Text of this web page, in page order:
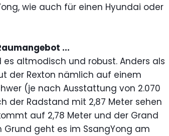
wie auch für einen Hyundai oder
...
altmodisch und robust. Anders als
der Rexton nämlich auf einem
(je nach Ausstattung von 2.070
der Radstand mit 2,87 Meter sehen
auf 2,78 Meter und der Grand
Grund geht es im SsangYong am